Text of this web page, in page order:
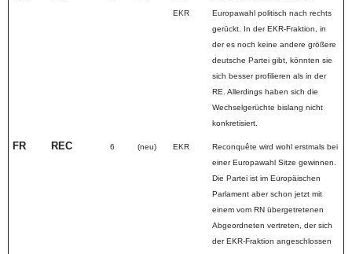
EKR
Europawahl politisch nach rechts
gerückt. In der EKR-Fraktion, in
der es noch keine andere größere
deutsche Partei gibt, könnten sie
sich besser profilieren als in der
RE. Allerdings haben sich die
Wechselgerüchte bislang nicht
konkretisiert.
FR REC 6 (neu) EKR
Reconquête wird wohl erstmals bei
einer Europawahl Sitze gewinnen.
Die Partei ist im Europäischen
Parlament aber schon jetzt mit
einem vom RN übergetretenen
Abgeordneten vertreten, der sich
der EKR-Fraktion angeschlossen